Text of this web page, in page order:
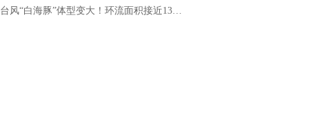
台风“白海豚”体型变大！环流面积接近13个浙江那么大